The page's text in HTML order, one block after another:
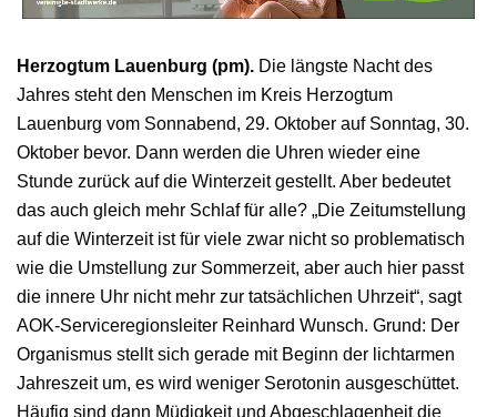
Herzogtum Lauenburg (pm). Die längste Nacht des
Jahres steht den Menschen im Kreis Herzogtum
Lauenburg vom Sonnabend, 29. Oktober auf Sonntag, 30.
Oktober bevor. Dann werden die Uhren wieder eine
Stunde zurück auf die Winterzeit gestellt. Aber bedeutet
das auch gleich mehr Schlaf für alle? „Die Zeitumstellung
auf die Winterzeit ist für viele zwar nicht so problematisch
wie die Umstellung zur Sommerzeit, aber auch hier passt
die innere Uhr nicht mehr zur tatsächlichen Uhrzeit“, sagt
AOK-Serviceregionsleiter Reinhard Wunsch. Grund: Der
Organismus stellt sich gerade mit Beginn der lichtarmen
Jahreszeit um, es wird weniger Serotonin ausgeschüttet.
Häufig sind dann Müdigkeit und Abgeschlagenheit die